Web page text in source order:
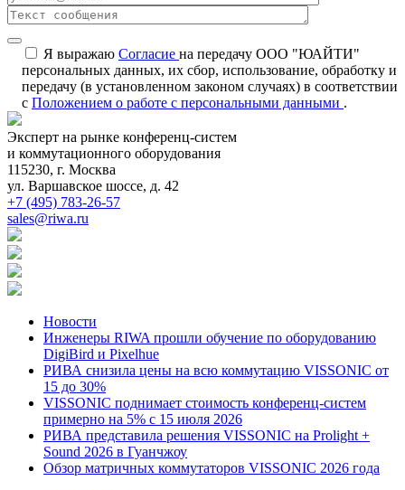
Я выражаю Согласие на передачу ООО "ЮАЙТИ"
персональных данных, их сбор, использование, обработку и
передачу (в установленном законом случаях) в соответствии
с Положением о работе с персональными данными .
Эксперт на рынке конференц-систем
и коммутационного оборудования
115230, г. Москва
ул. Варшавское шоссе, д. 42
+7 (495) 783-26-57
sales@riwa.ru
Новости
Инженеры RIWA прошли обучение по оборудованию
DigiBird и Pixelhue
РИВА снизила цены на всю коммутацию VISSONIC от
15 до 30%
VISSONIC поднимает стоимость конференц-систем
примерно на 5% с 15 июля 2026
РИВА представила решения VISSONIC на Prolight +
Sound 2026 в Гуанчжоу
Обзор матричных коммутаторов VISSONIC 2026 года